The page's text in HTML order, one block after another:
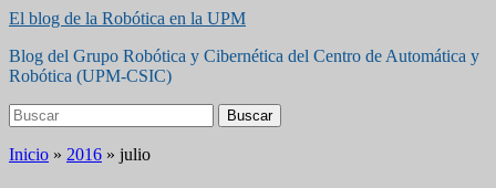
Saltar
contenido
principal
El blog de la Robótica en la UPM
Blog del Grupo Robótica y Cibernética del Centro de Automática y
Robótica (UPM-CSIC)
Buscar:
Buscar
Inicio » 2016 » julio